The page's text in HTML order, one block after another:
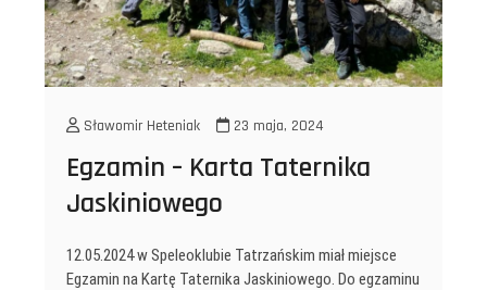
Sławomir Heteniak 23 maja, 2024
Egzamin – Karta Taternika
Jaskiniowego
12.05.2024 w Speleoklubie Tatrzańskim miał miejsce
Egzamin na Kartę Taternika Jaskiniowego. Do egzaminu